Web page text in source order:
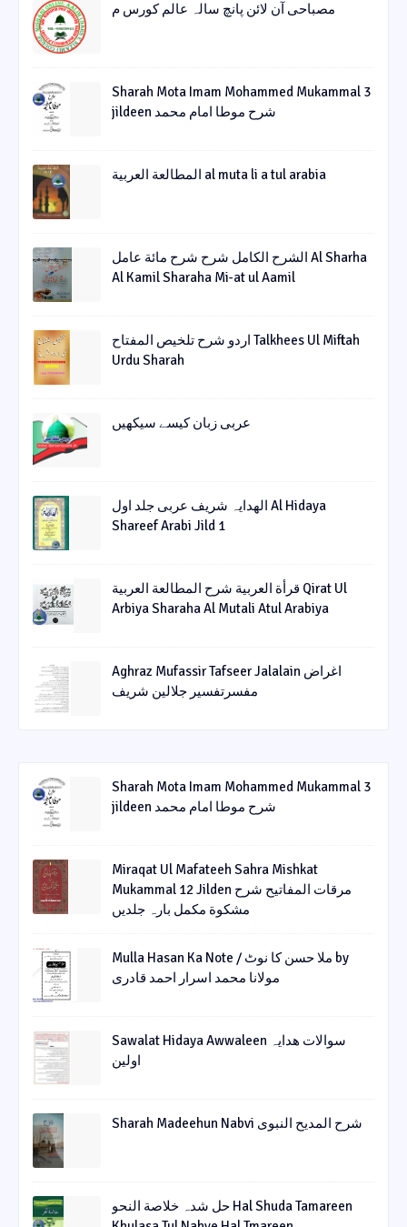
مصباحی آن لائن پانچ سالہ عالم کورس م
Sharah Mota Imam Mohammed Mukammal 3
jildeen شرح موطا امام محمد
المطالعة العربية al muta li a tul arabia
الشرح الکامل شرح شرح مائة عامل Al Sharha
Al Kamil Sharaha Mi-at ul Aamil
اردو شرح تلخیص المفتاح Talkhees Ul Miftah
Urdu Sharah
عربی زبان کیسے سیکھیں
الھدایہ شریف عربی جلد اول Al Hidaya
Shareef Arabi Jild 1
قرأة العربیة شرح المطالعة العربیة Qirat Ul
Arbiya Sharaha Al Mutali Atul Arabiya
Aghraz Mufassir Tafseer Jalalain اغراض
مفسرتفسیر جلالین شریف
Sharah Mota Imam Mohammed Mukammal 3
jildeen شرح موطا امام محمد
Miraqat Ul Mafateeh Sahra Mishkat
Mukammal 12 Jilden مرقات المفاتیح شرح
مشکوة مکمل بارہ جلدیں
Mulla Hasan Ka Note / ملا حسن کا نوٹ by
مولانا محمد اسرار احمد قادری
Sawalat Hidaya Awwaleen سوالات ھدایہ
اولین
Sharah Madeehun Nabvi شرح المدیح النبوی
حل شدہ خلاصة النحو Hal Shuda Tamareen